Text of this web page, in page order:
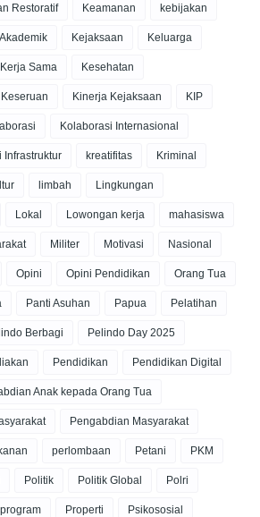
Restoratif Keamanan kebijakan
Kejaksaan Keluarga
Kerja Sama Kesehatan
Keseruan Kinerja Kejaksaan KIP
Kolaborasi Internasional
Infrastruktur kreatifitas Kriminal
limbah Lingkungan
Lokal Lowongan kerja mahasiswa
Militer Motivasi Nasional
Opini Opini Pendidikan Orang Tua
Panti Asuhan Papua Pelatihan
Berbagi Pelindo Day 2025
Pendidikan Pendidikan Digital
Anak kepada Orang Tua
Pengabdian Masyarakat
perlombaan Petani PKM
Politik Politik Global Polri
program Properti Psikososial